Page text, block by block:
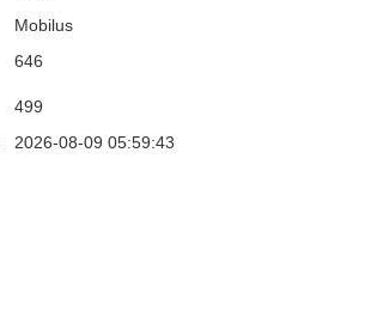
Mobilus
646
499
2026-08-09 05:59:43